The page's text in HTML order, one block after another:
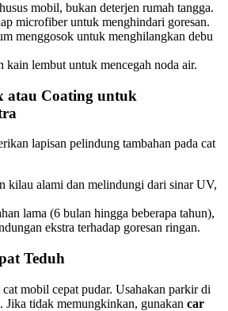
mobil, bukan deterjen rumah tangga.
microfiber untuk menghindari goresan.
menggosok untuk menghilangkan debu
kain lembut untuk mencegah noda air.
atau Coating untuk
lapisan pelindung tambahan pada cat
kilau alami dan melindungi dari sinar UV,
lama (6 bulan hingga beberapa tahun),
ekstra terhadap goresan ringan.
Teduh
mobil cepat pudar. Usahakan parkir di
Jika tidak memungkinkan, gunakan car